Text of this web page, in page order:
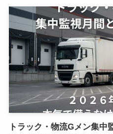
トラック・物流Gメン集